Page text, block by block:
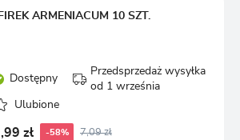
ARMENIACUM 10 SZT.
Dostępny
Przedsprzedaż wysyłka
od 1 września
Ulubione
zł -58% 7,09 zł